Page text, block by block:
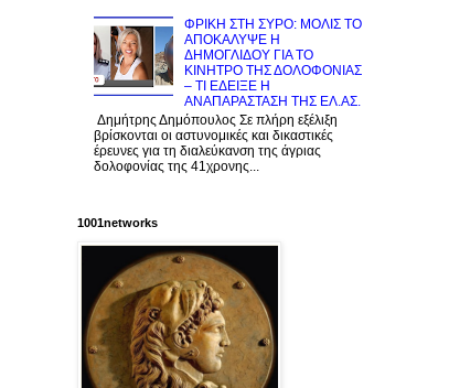
ΦΡΙΚΗ ΣΤΗ ΣΥΡΟ: ΜΟΛΙΣ TO
ΑΠΟΚΑΛΥΨΕ Η
ΔΗΜΟΓΛΙΔΟΥ ΓΙΑ ΤΟ
KINΗΤΡΟ ΤΗΣ ΔΟΛΟΦΟΝΙΑΣ
– ΤΙ ΕΔΕΙΞΕ Η
ΑΝΑΠΑΡΑΣΤΑΣΗ ΤΗΣ ΕΛ.ΑΣ.
Δημήτρης Δημόπουλος Σε πλήρη εξέλιξη
βρίσκονται οι αστυνομικές και δικαστικές
έρευνες για τη διαλεύκανση της άγριας
δολοφονίας της 41χρονης...
1001networks